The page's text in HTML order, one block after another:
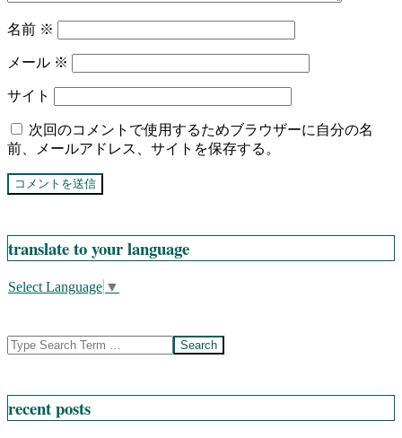
名前 ※
メール ※
サイト
次回のコメントで使用するためブラウザーに自分の名
前、メールアドレス、サイトを保存する。
translate to your language
Select Language ▼
Search
recent posts